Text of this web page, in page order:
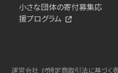
小さな団体の寄付募集応
援プログラム
運営会社 特定商取引法に基づく